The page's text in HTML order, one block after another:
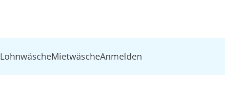
LohnwäscheMietwäscheAnmelden